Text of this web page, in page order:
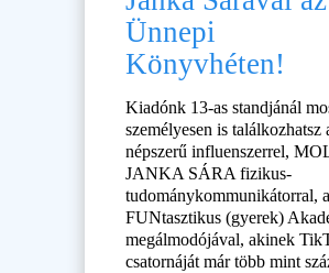
Ünnepi
Könyvhéten!
Kiadónk 13-as standjánál
személyesen is találkozhatsz
népszerű influenszerrel,
JANKA SÁRA fizikus-
tudománykommunikátorral, a
FUNtasztikus (gyerek)
megálmodójával, akinek
csatornáját már több mint